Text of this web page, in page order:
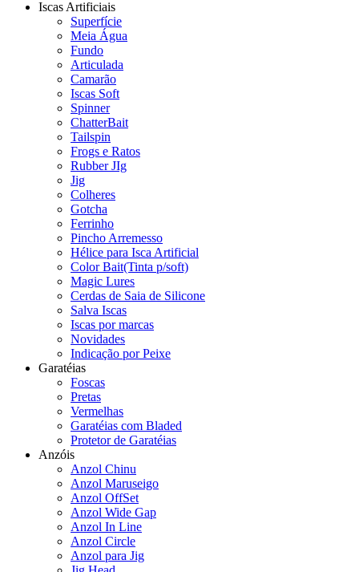
Iscas Artificiais
Superfície
Meia Água
Fundo
Articulada
Camarão
Iscas Soft
Spinner
ChatterBait
Tailspin
Frogs e Ratos
Rubber JIg
Jig
Colheres
Gotcha
Ferrinho
Pincho Arremesso
Hélice para Isca Artificial
Color Bait(Tinta p/soft)
Magic Lures
Cerdas de Saia de Silicone
Salva Iscas
Iscas por marcas
Novidades
Indicação por Peixe
Garatéias
Foscas
Pretas
Vermelhas
Garatéias com Bladed
Protetor de Garatéias
Anzóis
Anzol Chinu
Anzol Maruseigo
Anzol OffSet
Anzol Wide Gap
Anzol In Line
Anzol Circle
Anzol para Jig